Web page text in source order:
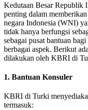
Kedutaan Besar Republik
penting dalam
negara Indonesia (WNI)
tidak hanya berfungsi
sebagai pusat bantuan
berbagai aspek. Berikut
dilakukan oleh KBRI di
1. Bantuan Konsuler
KBRI di Turki
termasuk: